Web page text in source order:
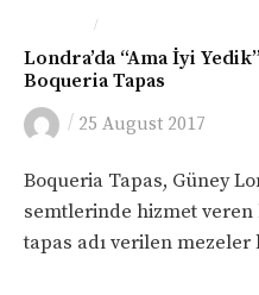
/
Londra’da “Ama İyi
Boqueria Tapas
/ 25 August 2017
Boqueria Tapas, Güney
semtlerinde hizmet
tapas adı verilen mezeler